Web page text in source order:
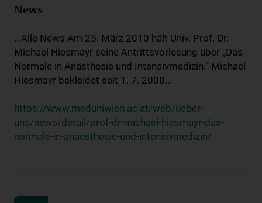
News
...Alle News Am 25. März 2010 hält Univ. Prof. Dr.
Michael Hiesmayr seine Antrittsvorlesung über „Das
Normale in Anästhesie und Intensivmedizin.“ Michael
Hiesmayr bekleidet seit 1. 7. 2008...
https://www.meduniwien.ac.at/web/ueber-
uns/news/detail/prof-dr-michael-hiesmayr-das-
normale-in-anaesthesie-und-intensivmedizin/